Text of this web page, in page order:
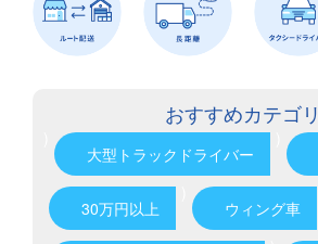
おすすめカテゴリ
大型トラックドライバー
30万円以上 ウィング車